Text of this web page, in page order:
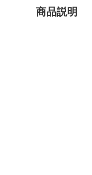
商品説明